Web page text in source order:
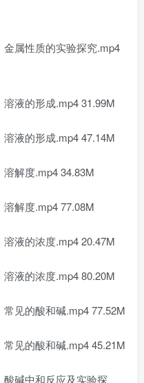
属性质的实验探究.mp4
液的形成.mp4 31.99M
液的形成.mp4 47.14M
解度.mp4 34.83M
解度.mp4 77.08M
液的浓度.mp4 20.47M
液的浓度.mp4 80.20M
的酸和碱.mp4 77.52M
的酸和碱.mp4 45.21M
碱中和反应及实验探